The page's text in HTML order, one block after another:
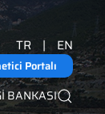
TR | EN
Portalı
BANKASI